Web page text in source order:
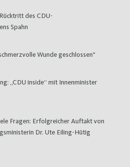
des CDU-
Spahn
Wunde geschlossen"
„CDU inside“ mit Innenminister
Fragen: Erfolgreicher Auftakt von
Dr. Ute Eiling-Hütig